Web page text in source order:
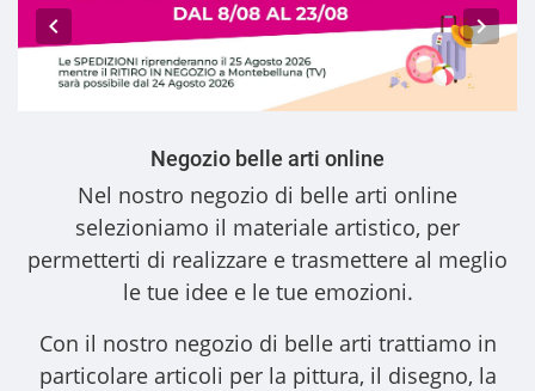
Negozio belle arti online
Nel nostro negozio di belle arti online
selezioniamo il materiale artistico, per
permetterti di realizzare e trasmettere al meglio
le tue idee e le tue emozioni.
Con il nostro negozio di belle arti trattiamo in
particolare articoli per la pittura, il disegno, la